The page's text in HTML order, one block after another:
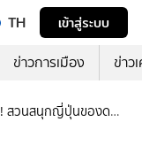
TH
เข้าสู่ระบบ
ข่าวการเมือง ข่าว
สวนสนุกญี่ปุ่นของด